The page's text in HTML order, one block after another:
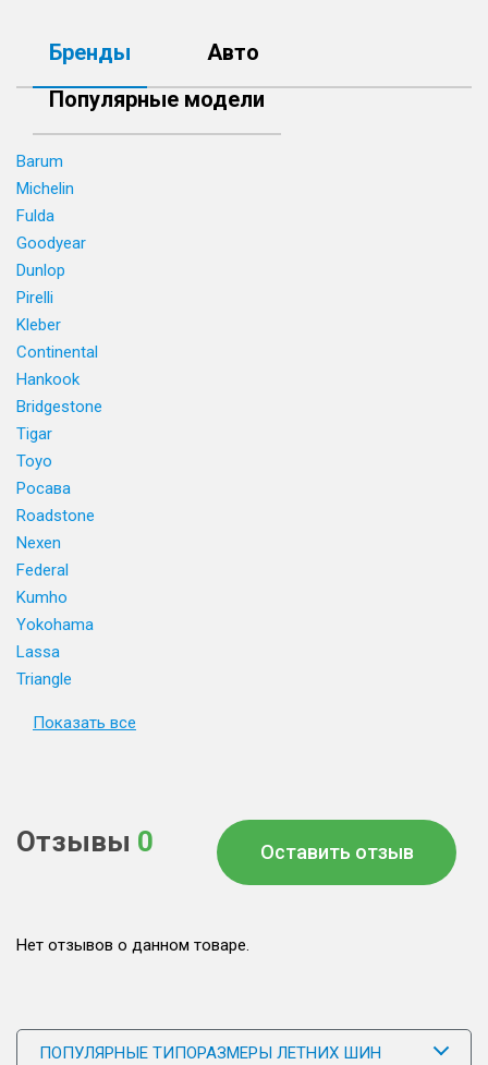
Бренды
Авто
Популярные модели
Barum
Michelin
Fulda
Goodyear
Dunlop
Pirelli
Kleber
Continental
Hankook
Bridgestone
Tigar
Toyo
Росава
Roadstone
Nexen
Federal
Kumho
Yokohama
Lassa
Triangle
Показать все
Отзывы 0 Оставить отзыв
Нет отзывов о данном товаре.
ПОПУЛЯРНЫЕ ТИПОРАЗМЕРЫ ЛЕТНИХ ШИН